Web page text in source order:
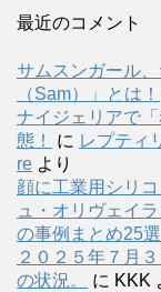
最近のコメント
サムスンガール
（Sam）」とは！
ナイジェリアで
態！
に レプティ
re より
顔に工業用シリ
ュ・オリヴェイラ
の事例まとめ25
２０２５年７月
の状況。
に KKK